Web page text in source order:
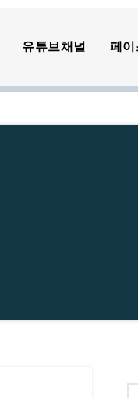
유튜브채널 페